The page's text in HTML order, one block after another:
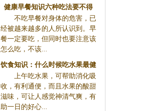
健康早餐知识六种吃法要不得
不吃早餐对身体的危害，已
经被越来越多的人所认识到。早
餐一定要吃，但同时也要注意该
怎么吃，不该...
饮食知识：什么时候吃水果最健
康
上午吃水果，可帮助消化吸
收，有利通便，而且水果的酸甜
滋味，可让人感觉神清气爽，有
助一日的好心...